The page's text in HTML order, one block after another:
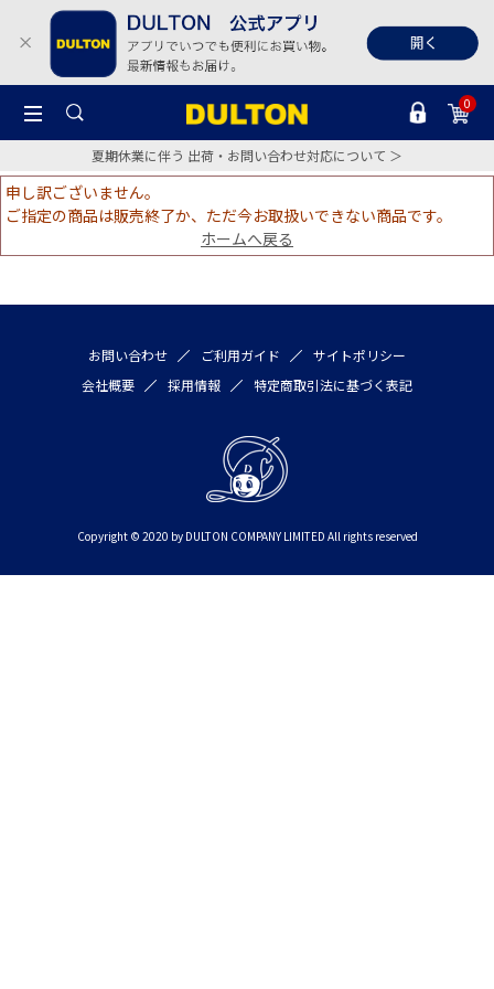
0
夏期休業に伴う 出荷・お問い合わせ対応について ＞
申し訳ございません。
ご指定の商品は販売終了か、ただ今お取扱いできない商品です。
ホームへ戻る
お問い合わせ ご利用ガイド
サイトポリシー
会社概要
採用情報 特定商取引法に基づく表記
Copyright © 2020 by DULTON COMPANY LIMITED All rights reserved